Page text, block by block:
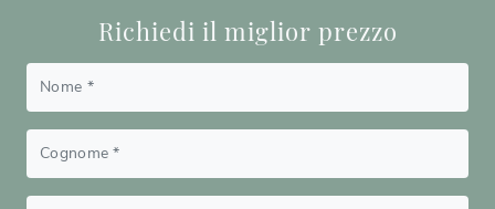
Richiedi il miglior prezzo